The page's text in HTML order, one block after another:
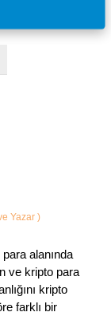
Yazar )
alanında
ve kripto para
kripto
farklı bir